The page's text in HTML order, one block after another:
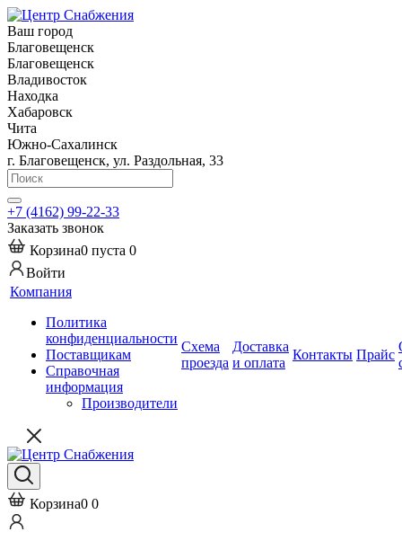
Ваш город
Благовещенск
Благовещенск
Владивосток
Находка
Хабаровск
Чита
Южно-Сахалинск
г. Благовещенск, ул. Раздольная, 33
+7 (4162) 99-22-33
Заказать звонок
Корзина0 пуста 0
Войти
Компания
Политика
конфиденциальности
Поставщикам
Справочная
информация
Производители
Схема
проезда
Доставка
и оплата
Контакты Прайс
Корзина0 0